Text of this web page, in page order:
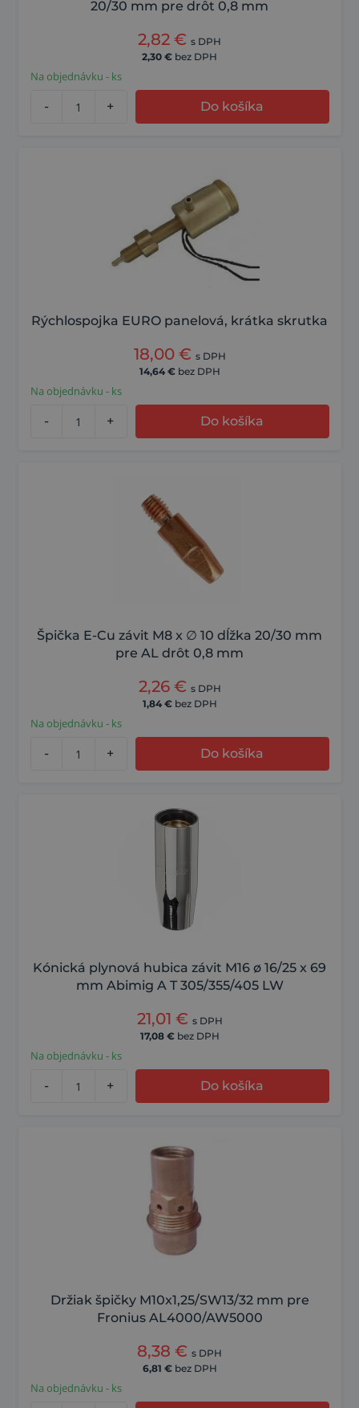
20/30 mm pre drôt 0,8 mm
2,82 € s DPH
2,30 € bez DPH
Na objednávku - ks
- + Do košíka
Rýchlospojka EURO panelová, krátka skrutka
18,00 € s DPH
14,64 € bez DPH
Na objednávku - ks
- + Do košíka
Špička E-Cu závit M8 x ∅ 10 dĺžka 20/30 mm
pre AL drôt 0,8 mm
2,26 € s DPH
1,84 € bez DPH
Na objednávku - ks
- + Do košíka
Kónická plynová hubica závit M16 ø 16/25 x 69
mm Abimig A T 305/355/405 LW
21,01 € s DPH
17,08 € bez DPH
Na objednávku - ks
- + Do košíka
Držiak špičky M10x1,25/SW13/32 mm pre
Fronius AL4000/AW5000
8,38 € s DPH
6,81 € bez DPH
Na objednávku - ks